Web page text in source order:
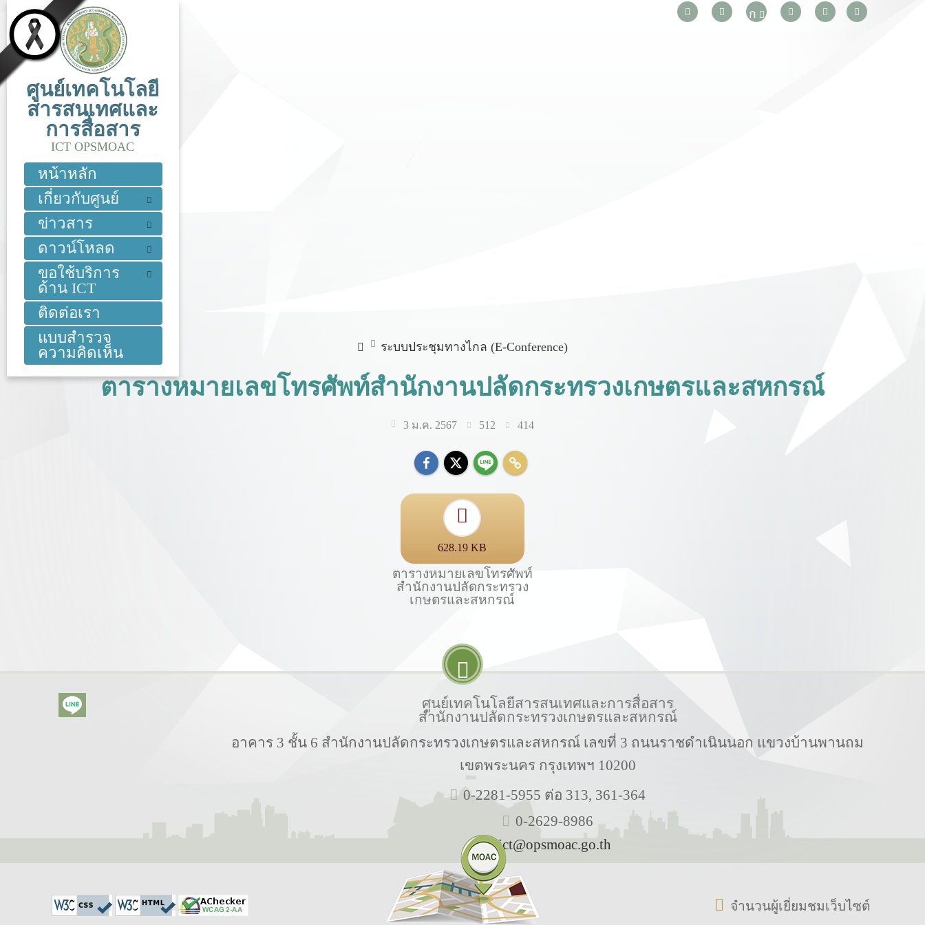
ก
ศูนย์เทคโนโลยี
สารสนเทศและ
การสื่อสาร
ICT OPSMOAC
หน้าหลัก
เกี่ยวกับศูนย์
ข่าวสาร
ดาวน์โหลด
ขอใช้บริการ
ด้าน ICT
ติดต่อเรา
แบบสำรวจ
ความคิดเห็น
ระบบประชุมทางไกล (E-Conference)
ตารางหมายเลขโทรศัพท์สำนักงานปลัดกระทรวงเกษตรและสหกรณ์
3 ม.ค. 2567 512 414
628.19 KB
ตารางหมายเลขโทรศัพท์
สำนักงานปลัดกระทรวง
เกษตรและสหกรณ์
ศูนย์เทคโนโลยีสารสนเทศและการสื่อสาร
สำนักงานปลัดกระทรวงเกษตรและสหกรณ์
อาคาร 3 ชั้น 6 สำนักงานปลัดกระทรวงเกษตรและสหกรณ์ เลขที่ 3 ถนนราชดำเนินนอก แขวงบ้านพานถม
เขตพระนคร กรุงเทพฯ 10200
0-2281-5955 ต่อ 313, 361-364
0-2629-8986
ict@opsmoac.go.th
จำนวนผู้เยี่ยมชมเว็บไซต์